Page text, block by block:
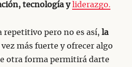
tecnología y liderazgo.
repetitivo pero no es así, la
vez más fuerte y ofrecer algo
otra forma permitirá darte